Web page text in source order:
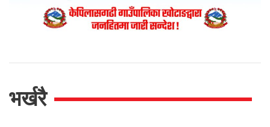
भर्खरै